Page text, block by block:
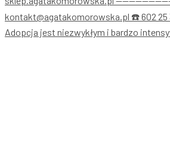
Adopcja jest niezwykłym i bardzo